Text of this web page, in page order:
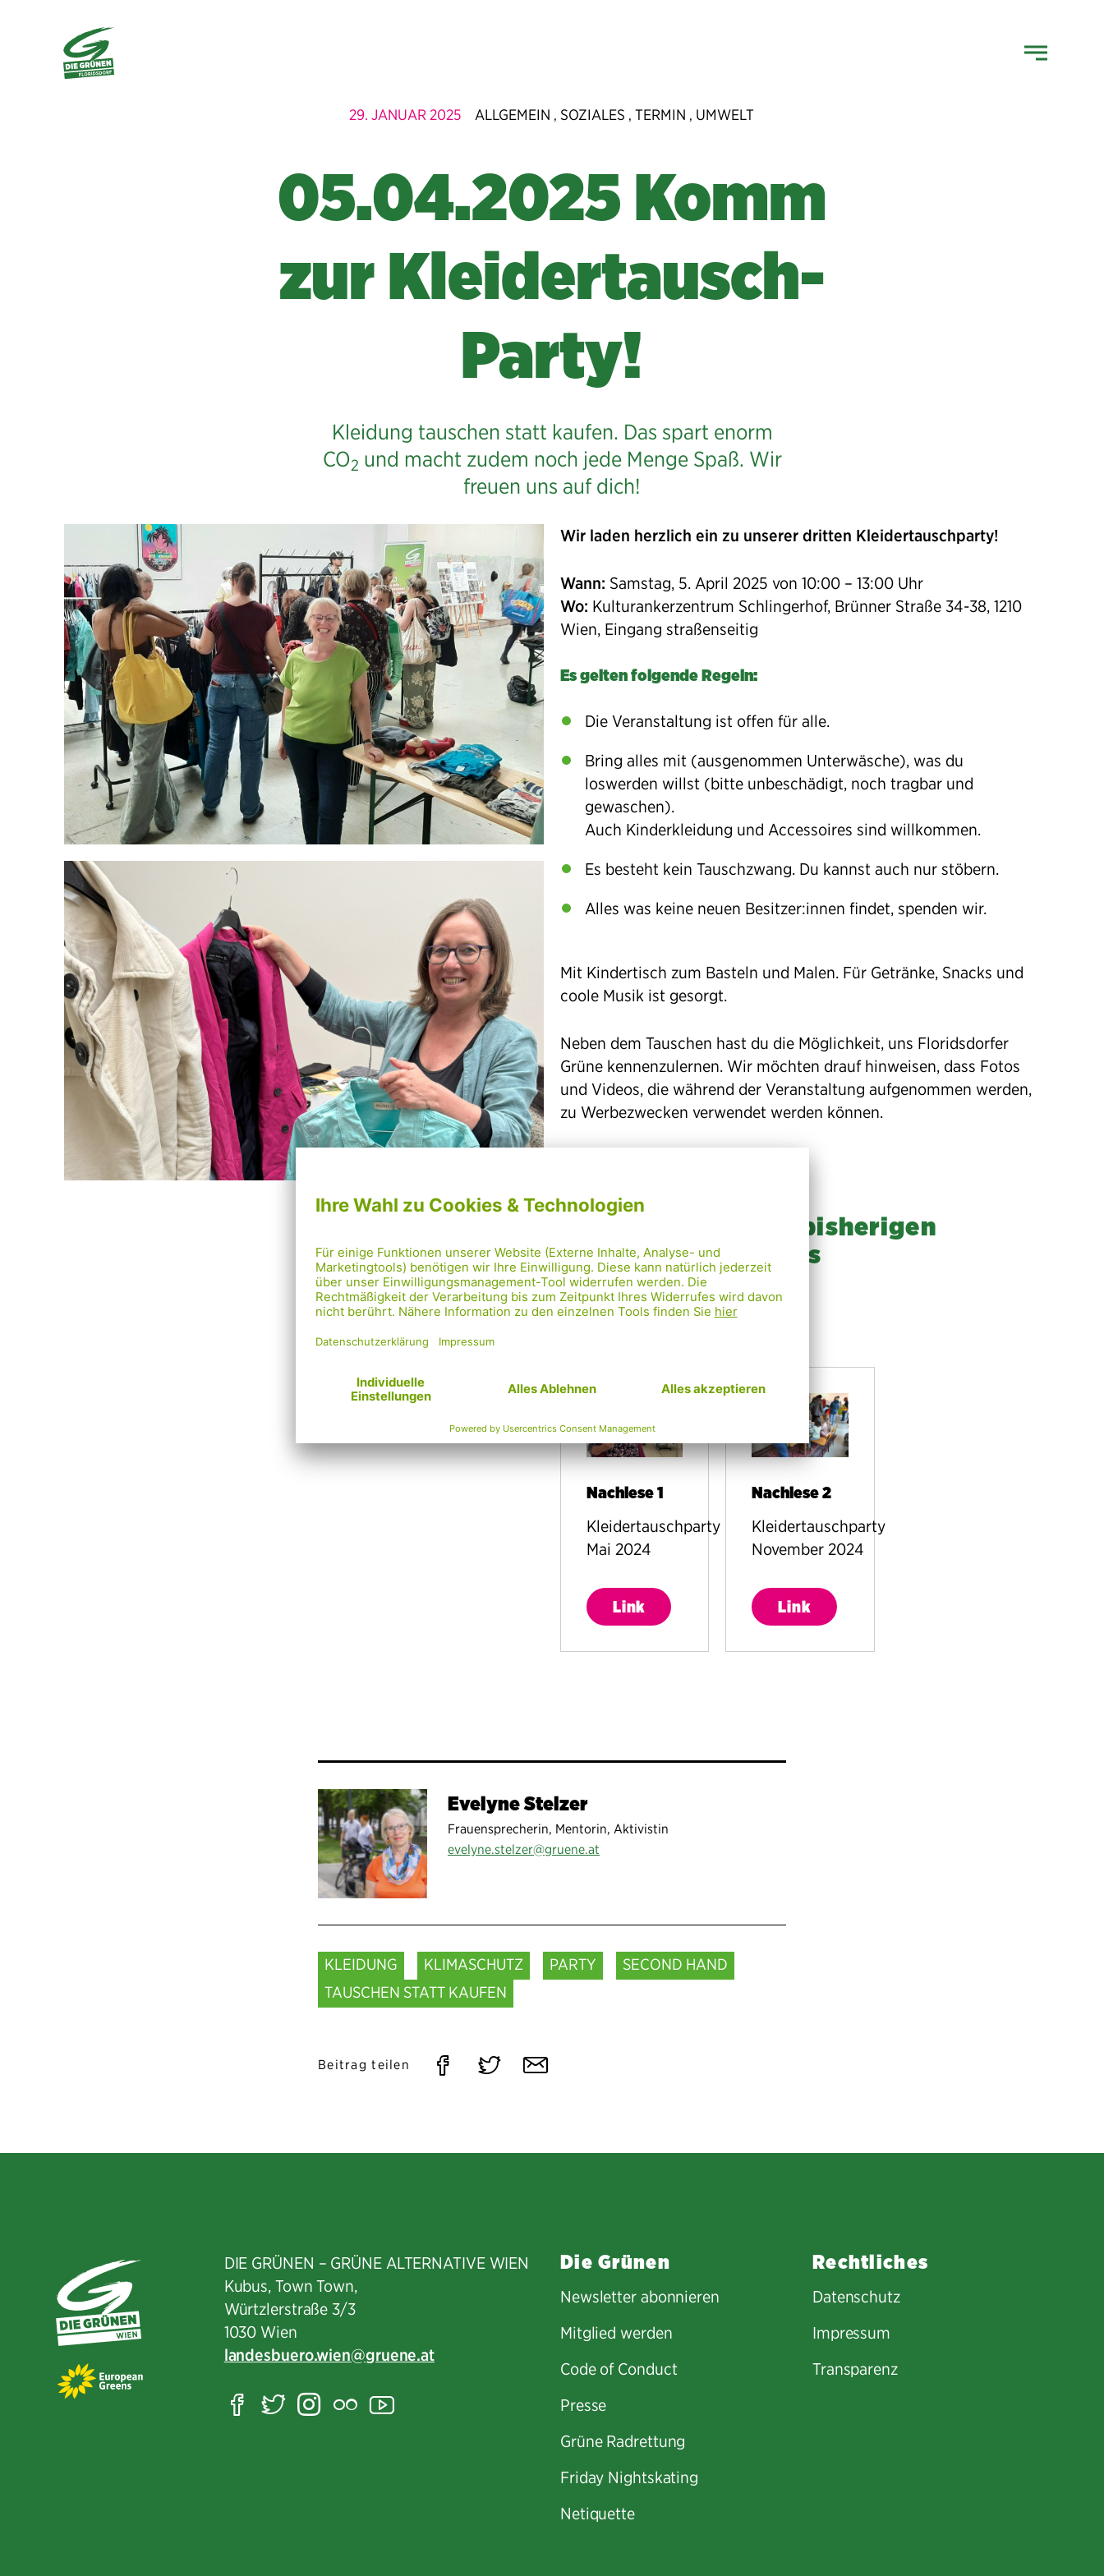
29. JANUAR 2025 ALLGEMEIN ,SOZIALES ,TERMIN , UMWELT
05.04.2025 Komm
zur Kleidertausch-
Party!
Kleidung tauschen statt kaufen. Das spart enorm
CO2 und macht zudem noch jede Menge Spaß. Wir
freuen uns auf dich!
Wir laden herzlich ein zu unserer dritten Kleidertauschparty!
Wann: Samstag, 5. April 2025 von 10:00 – 13:00 Uhr
Wo: Kulturankerzentrum Schlingerhof, Brünner Straße 34-38, 1210
Wien, Eingang straßenseitig
Es gelten folgende Regeln:
Die Veranstaltung ist offen für alle.
Bring alles mit (ausgenommen Unterwäsche), was du
loswerden willst (bitte unbeschädigt, noch tragbar und
gewaschen).
Auch Kinderkleidung und Accessoires sind willkommen.
Es besteht kein Tauschzwang. Du kannst auch nur stöbern.
Alles was keine neuen Besitzer:innen findet, spenden wir.
Mit Kindertisch zum Basteln und Malen. Für Getränke, Snacks und
coole Musik ist gesorgt.
Neben dem Tauschen hast du die Möglichkeit, uns Floridsdorfer
Grüne kennenzulernen. Wir möchten drauf hinweisen, dass Fotos
und Videos, die während der Veranstaltung aufgenommen werden,
zu Werbezwecken verwendet werden können.
Eindrücke von den bisherigen
Kleidertauschpartys
Nachlese 1
Kleidertauschparty
Mai 2024
Link
Nachlese 2
Kleidertauschparty
November 2024
Link
Evelyne Stelzer
Frauensprecherin, Mentorin, Aktivistin
evelyne.stelzer@gruene.at
KLEIDUNG KLIMASCHUTZ PARTY
SECOND HAND
TAUSCHEN STATT KAUFEN
Beitrag teilen
Auf Auf Per
DIE GRÜNEN – GRÜNE ALTERNATIVE WIEN
Kubus, Town Town,
Würtzlerstraße 3/3​
1030 Wien
landesbuero.wien
gruene.at
Facebook
TwitterInstagram
FlickrYouTube
Die Grünen
Newsletter abonnieren
Mitglied werden
Code of Conduct
Presse
Grüne Radrettung
Friday Nightskating
Netiquette
Rechtliches
Datenschutz
Impressum
Transparenz